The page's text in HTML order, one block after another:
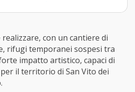
con un cantiere di
rifugi temporanei sospesi tra
impatto artistico, capaci di
il territorio di San Vito dei